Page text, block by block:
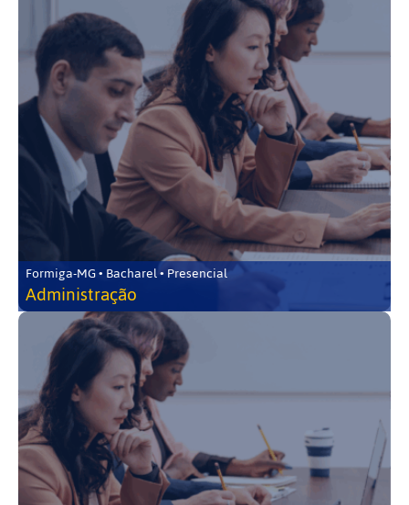
Formiga-MG • Bacharel • Presencial
Administração